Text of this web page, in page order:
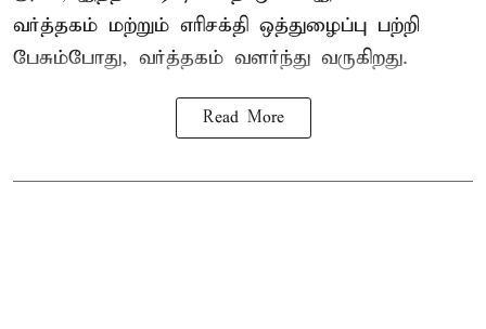
வர்த்தகம் மற்றும் எரிசக்தி ஒத்துழைப்பு பற்றி
பேசும்போது, வர்த்தகம் வளர்ந்து வருகிறது.
Read More